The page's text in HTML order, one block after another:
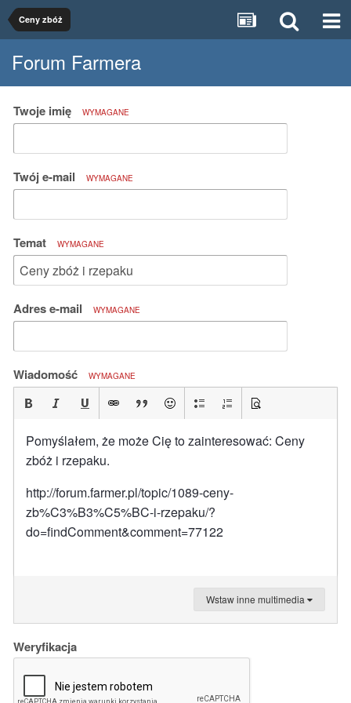
Ceny zbóż
Forum Farmera
Twoje imię WYMAGANE
Twój e-mail WYMAGANE
Temat WYMAGANE
Adres e-mail WYMAGANE
Wiadomość WYMAGANE
Pomyślałem, że może Cię to zainteresować: Ceny
zbóż i rzepaku.
http://forum.farmer.pl/topic/1089-ceny-
zb%C3%B3%C5%BC-i-rzepaku/?
do=findComment&comment=77122
Wstaw inne multimedia
Weryfikacja